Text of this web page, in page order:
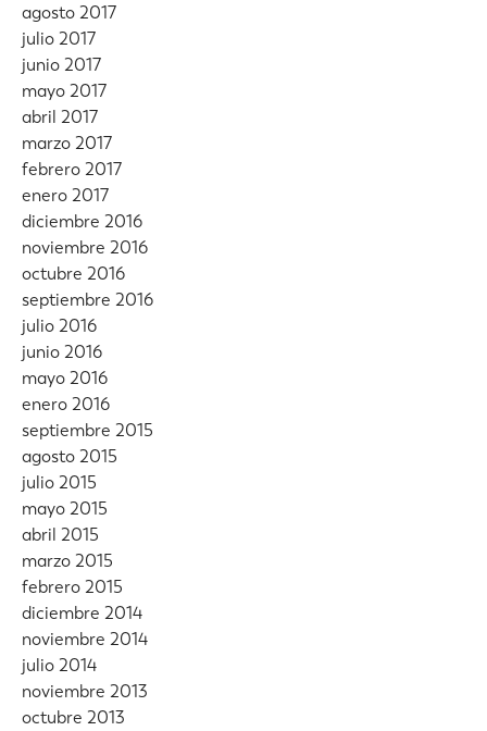
agosto 2017
julio 2017
junio 2017
mayo 2017
abril 2017
marzo 2017
febrero 2017
enero 2017
diciembre 2016
noviembre 2016
octubre 2016
septiembre 2016
julio 2016
junio 2016
mayo 2016
enero 2016
septiembre 2015
agosto 2015
julio 2015
mayo 2015
abril 2015
marzo 2015
febrero 2015
diciembre 2014
noviembre 2014
julio 2014
noviembre 2013
octubre 2013